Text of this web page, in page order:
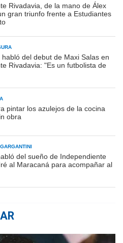
Rivadavia, de la mano de Álex
gran triunfo frente a Estudiantes
del debut de Maxi Salas en
Rivadavia: "Es un futbolista de
pintar los azulejos de la cocina
obra
del sueño de Independiente
al Maracaná para acompañar al